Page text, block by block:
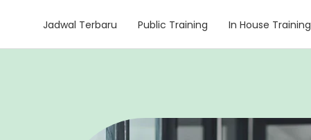
Jadwal Terbaru Public Training In House Training